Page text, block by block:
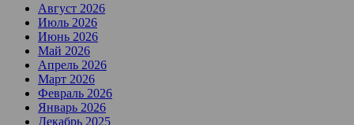
Август 2026
Июль 2026
Июнь 2026
Май 2026
Апрель 2026
Март 2026
Февраль 2026
Январь 2026
Декабрь 2025